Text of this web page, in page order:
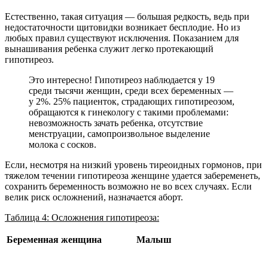
Естественно, такая ситуация — большая редкость, ведь при
недостаточности щитовидки возникает бесплодие. Но из
любых правил существуют исключения. Показанием для
вынашивания ребенка служит легко протекающий
гипотиреоз.
Это интересно! Гипотиреоз наблюдается у 19
среди тысячи женщин, среди всех беременных —
у 2%. 25% пациенток, страдающих гипотиреозом,
обращаются к гинекологу с такими проблемами:
невозможность зачать ребенка, отсутствие
менструации, самопроизвольное выделение
молока с сосков.
Если, несмотря на низкий уровень тиреоидных гормонов, при
тяжелом течении гипотиреоза женщине удается забеременеть,
сохранить беременность возможно не во всех случаях. Если
велик риск осложнений, назначается аборт.
Таблица 4: Осложнения гипотиреоза:
Беременная женщина Малыш